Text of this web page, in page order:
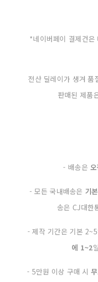
*​​​​​​네이버페이 결제건은
전산 딜레이가 생겨 품
판매된 제품
- 배송은
- 모든 국내배송은 기
송은 CJ대한
- 제작 기간은 기본
에 1~2
- 5만원 이상 구매 시